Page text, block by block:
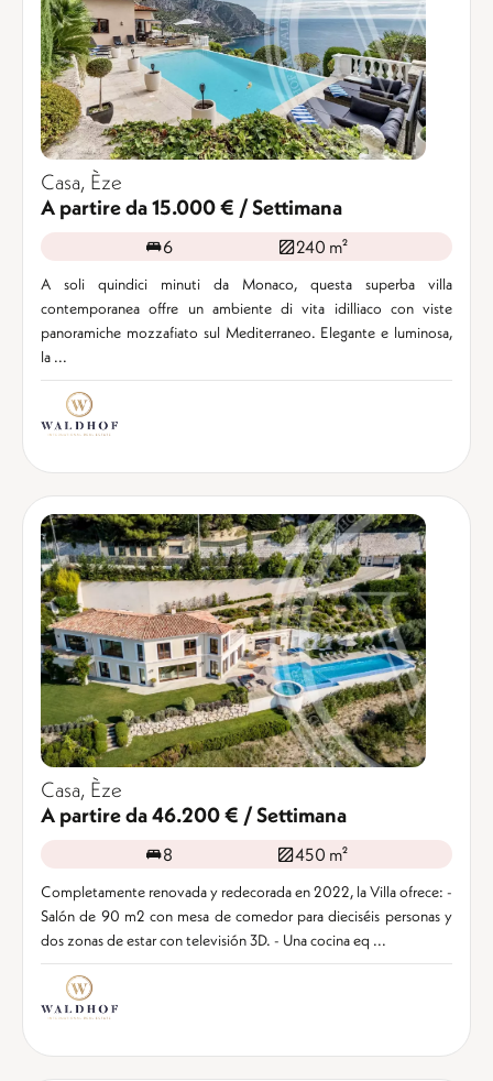
Casa, Èze
A partire da 15.000 € / Settimana
6 240 m²
A soli quindici minuti da Monaco, questa superba villa
contemporanea offre un ambiente di vita idilliaco con viste
panoramiche mozzafiato sul Mediterraneo. Elegante e luminosa,
la ...
Casa, Èze
A partire da 46.200 € / Settimana
8 450 m²
Completamente renovada y redecorada en 2022, la Villa ofrece: -
Salón de 90 m2 con mesa de comedor para dieciséis personas y
dos zonas de estar con televisión 3D. - Una cocina eq ...